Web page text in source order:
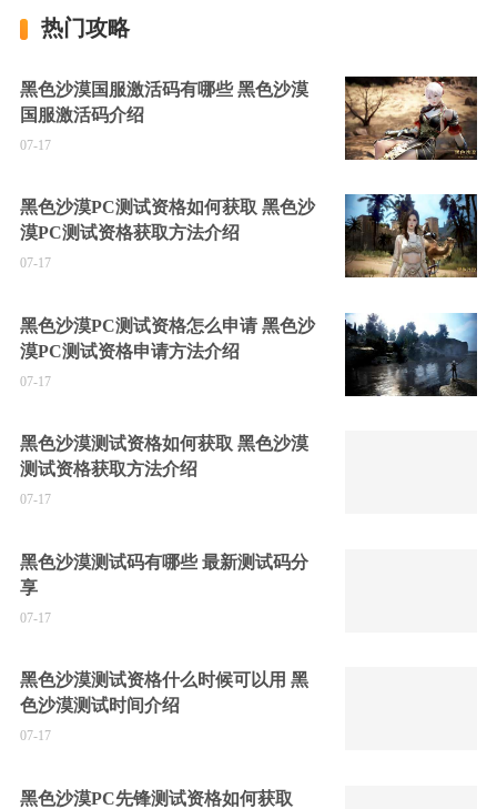
热门攻略
黑色沙漠国服激活码有哪些 黑色沙漠
国服激活码介绍
07-17
黑色沙漠PC测试资格如何获取 黑色沙
漠PC测试资格获取方法介绍
07-17
黑色沙漠PC测试资格怎么申请 黑色沙
漠PC测试资格申请方法介绍
07-17
黑色沙漠测试资格如何获取 黑色沙漠
测试资格获取方法介绍
07-17
黑色沙漠测试码有哪些 最新测试码分
享
07-17
黑色沙漠测试资格什么时候可以用 黑
色沙漠测试时间介绍
07-17
黑色沙漠PC先锋测试资格如何获取